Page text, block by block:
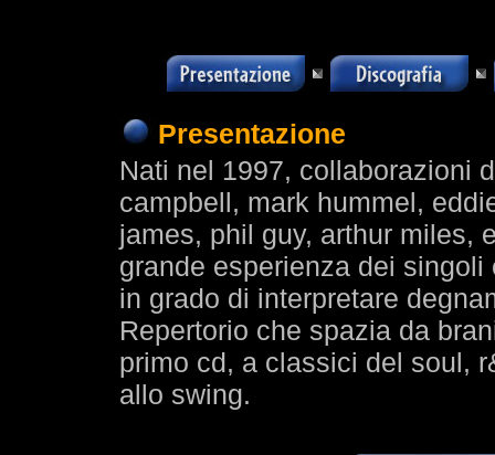
Presentazione
Nati nel 1997, collaborazioni
campbell, mark hummel,
james, phil guy, arthur miles,
grande esperienza dei
in grado di interpretare
Repertorio che spazia da
primo cd, a classici del soul,
allo swing.